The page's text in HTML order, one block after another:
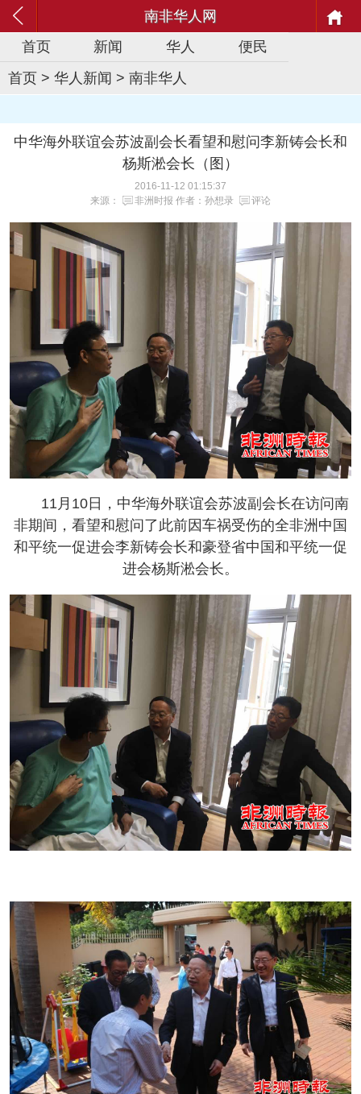
南非华人网
首页
新闻 华人
便民
首页 > 华人新闻 > 南非华人
中华海外联谊会苏波副会长看望和慰问李新铸会长和
杨斯淞会长（图）
2016-11-12 01:15:37
来源：
非洲时报 作者：孙想录 评论
11月10日，中华海外联谊会苏波副会长在访问南
非期间，看望和慰问了此前因车祸受伤的全非洲中国
和平统一促进会李新铸会长和豪登省中国和平统一促
进会杨斯淞会长。